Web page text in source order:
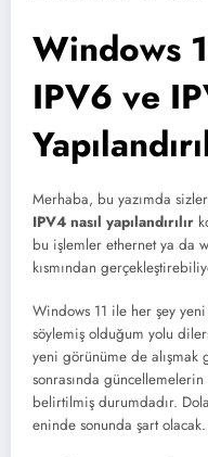
Windows
IPV6 ve
Merhaba, bu yazımda
IPV4 nasıl yapılandırılır
bu işlemler ethernet ya da
kısmından
Windows 11 ile her şey
söylemiş olduğum yolu
yeni görünüme de alışmak
sonrasında
belirtilmiş durumdadır.
eninde sonunda şart olacak.